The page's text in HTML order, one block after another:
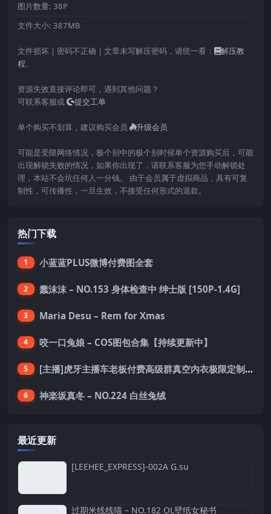
图片数量: 38P
文件大小: 387MB
文件损坏 | 密码不正确 | 文章未写解压密码，请统一看：
解压教
程。
资源失效直接评论即可，遇到其他问题？
可联系客服或
提交工单
单个购买不划算，建议购买会员 升级会员
可能是受限网络情况，极个别中的极个别时候单个资源购买后，可能
出现解锁失败的情况，如果你出现了，请联系客服为您手动解锁处
理，本站不会坑任何人一分钱。 由于会员属于虚拟商品，具有可复
制性，可传播性，一旦生效，不接受任何形式的退款。
热门下载
1 小蓝蓝PLUS微博付费图全套
2 蠢沫沫 – NO.153 身体检查中 绅士版 [150P-1.4G]
3 Maria Desu – Rem for Xmas
4 咬一口兔娘 – COS图包合集【持续更新中】
5 [主播]虎牙主播车老板付费高级群真空内衣极限定制8分19
6 神楽坂真冬 – NO.224 白丝兔绒
最近更新
[LEEHEE_EXPRESS]-002A G.su
过期米线线喵 – NO.182 OL壁纸女秘书